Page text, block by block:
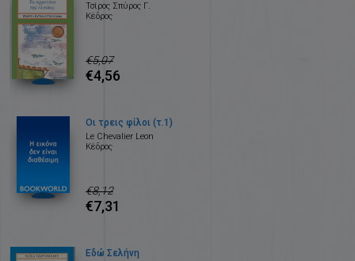
Τσίρος Σπύρος Γ.
Κέδρος
€5,07
€4,56
Οι τρεις φίλοι (τ.1)
Le Chevalier Leon
Κέδρος
€8,12
€7,31
Εδώ Σελήνη